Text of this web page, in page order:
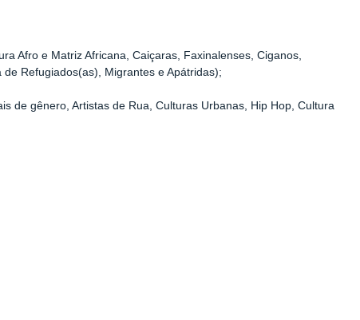
Afro e Matriz Africana, Caiçaras, Faxinalenses, Ciganos,
Refugiados(as), Migrantes e Apátridas);
de gênero, Artistas de Rua, Culturas Urbanas, Hip Hop, Cultura